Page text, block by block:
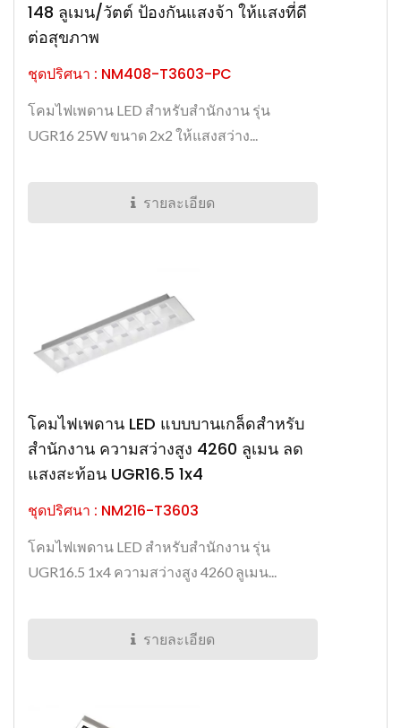
148 ลูเมน/วัตต์ ป้องกันแสงจ้า ให้แสงที่ดี
ต่อสุขภาพ
ชุดปริศนา : NM408-T3603-PC
โคมไฟเพดาน LED สำหรับสำนักงาน รุ่น
UGR16 25W ขนาด 2x2 ให้แสงสว่าง...
รายละเอียด
โคมไฟเพดาน LED แบบบานเกล็ดสำหรับ
สำนักงาน ความสว่างสูง 4260 ลูเมน ลด
แสงสะท้อน UGR16.5 1x4
ชุดปริศนา : NM216-T3603
โคมไฟเพดาน LED สำหรับสำนักงาน รุ่น
UGR16.5 1x4 ความสว่างสูง 4260 ลูเมน...
รายละเอียด